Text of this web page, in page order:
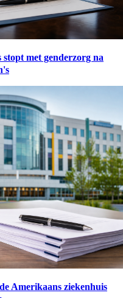
met genderzorg na
Amerikaans ziekenhuis